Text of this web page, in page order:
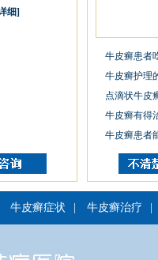
细]
牛皮癣患者
牛皮癣护理
点滴状牛皮
牛皮癣有得
牛皮癣患者
牛皮癣症状 牛皮癣治疗